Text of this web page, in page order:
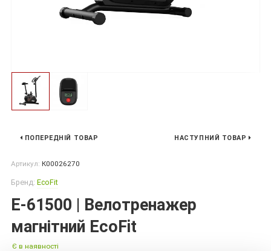
ПОПЕРЕДНІЙ ТОВАР НАСТУПНИЙ ТОВАР
Артикул: К00026270
Бренд: EcoFit
E-61500 | Велотренажер
магнітний EcoFit
Є в наявності